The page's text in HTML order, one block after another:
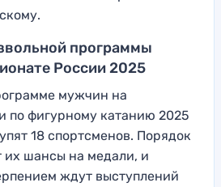
программы
России 2025
мужчин на
по фигурному катанию 2025
18 спортсменов. Порядок
их шансы на медали, и
ждут выступлений